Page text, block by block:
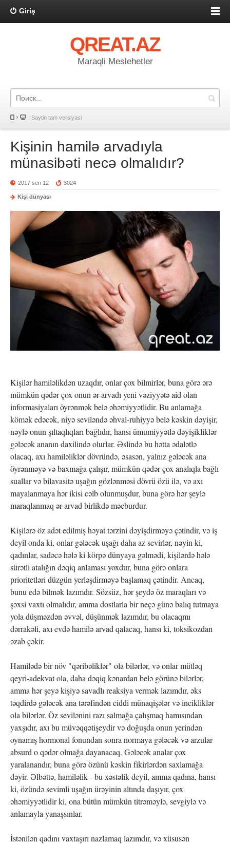
Giriş
QREAT.AZ
Maraqli Meslehetler
Saytin tam versiyasi
Kişinin hamilə arvadıyla
münasibəti necə olmalıdır?
2017 sen 12 3024
Kişi dünyası
Kişilər hamiləlikdən uzaqdır, onlar çox bilmirlər, buna görə ərə
mümkün qədər çox onun ər-arvadı yeni vəziyyətə aid olan
informasiyaları öyrənmək belə əhəmiyyətlidir. Bu anlamağa
kömək edəcək, niyə seviləndə əhval-ruhiyyə belə kəskin dəyişir,
nəylə onun şıltaqlıqları bağlıdır, hansı ümumiyyətlə dəyişikliklər
gələcək ananın daxilində olurlar. Əslində bu hətta ədalətlə
olacaq, axı hamiləliklər dövründə, əsasən, yalnız gələcək ana
öyrənməyə və baxmağa çalışır, mümkün qədər çox analıqla bağlı
suallar və bilavasitə uşağın gözlənməsi dövrü özü ilə, və axı
mayalanmaya hər ikisi cəlb olunmuşdur, buna görə hər şeylə
maraqlanmaq ər-arvad birlikdə məcburdur.
Kişilərə öz adət edilmiş həyat tərzini dəyişdirməyə çətindir, və iş
deyil onda ki, onlar gələcək uşağı daha az sevirlər, nəyin ki,
qadınlar, sadəcə hələ ki körpə dünyaya gəlmədi, kişilərdə hələ
sürətli atalığın dəqiq anlaması yoxdur, buna görə onlara
prioritetləri düzgün yerləşdirməyə başlamaq çətindir. Ancaq,
bunu edə bilmək lazımdır. Sözsüz, hər şeydə öz maraqları və
şəxsi vaxtı olmalıdır, amma dostlarla bir neçə günə balıq tutmaya
yola düşməzdən əvvəl, düşünmək lazımdır, bu olacaqmı
dərrakəli, axı evdə hamilə arvad qalacaq, hansı ki, toksikozdan
əzab çəkir.
Hamilədə bir növ "qəribəliklər" ola bilərlər, və onlar mütləq
qeyri-adekvat ola, daha dəqiq kənardan belə görünə bilərlər,
amma hər şeyə kişiyə savadlı reaksiya vermək lazımdır, əks
təqdirdə gələcək ana tərəfindən ciddi münaqişələr və incikliklər
ola bilərlər. Öz sevilənini razı salmağa çalışmaq hamısından
yaxşıdır, axı bu müvəqqətişeydir və doğuşda onun yerindən
oynamış hormonal fonundan sonra normaya gələcək və arzular
absurd o qədər olmağa dayanacaq. Gələcək analar çox
yaralanandır, buna görə özünü kəskin fikirlərdən saxlamağa
dəyir. Əlbəttə, hamiləlik - bu xəstəlik deyil, amma qadına, hansı
ki, özündə sevimli uşağın ürəyinin altında daşıyır, çox
əhəmiyyətlidir ki, ona bütün mümkün titrəməylə, sevgiylə və
anlamayla yanaşsınlar.
İstənilən qadını vaxtaşırı nazlamaq lazımdır, və xüsusən